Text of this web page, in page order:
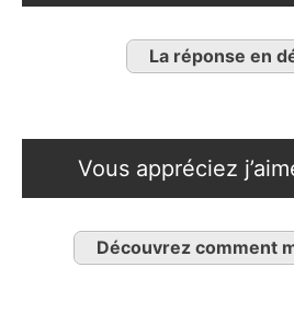
La réponse en
Vous appréciez
Découvrez comment